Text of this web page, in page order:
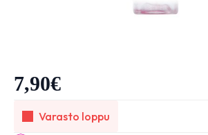
7,90€
Varasto loppu